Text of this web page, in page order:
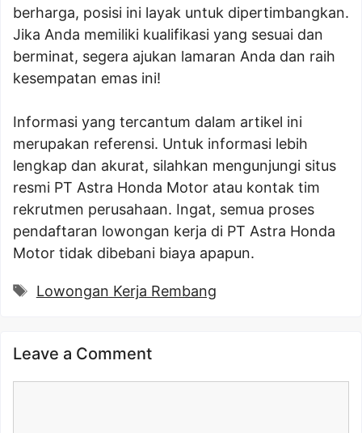
berharga, posisi ini layak untuk dipertimbangkan.
Jika Anda memiliki kualifikasi yang sesuai dan
berminat, segera ajukan lamaran Anda dan raih
kesempatan emas ini!
Informasi yang tercantum dalam artikel ini
merupakan referensi. Untuk informasi lebih
lengkap dan akurat, silahkan mengunjungi situs
resmi PT Astra Honda Motor atau kontak tim
rekrutmen perusahaan. Ingat, semua proses
pendaftaran lowongan kerja di PT Astra Honda
Motor tidak dibebani biaya apapun.
Tags
Lowongan Kerja Rembang
Leave a Comment